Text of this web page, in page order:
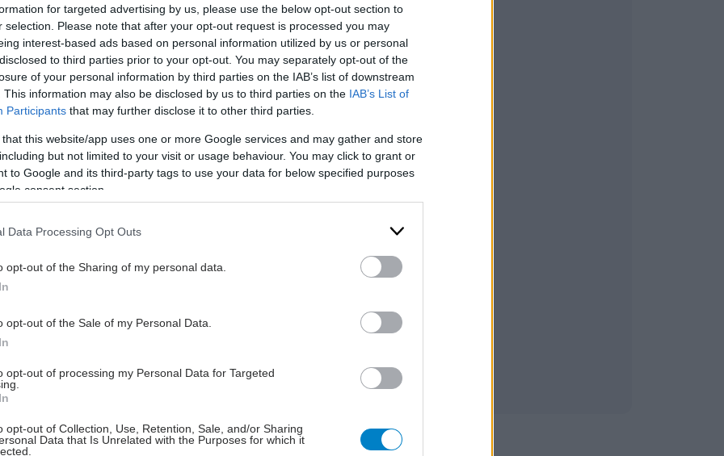
for targeted advertising by us, please use the below opt-out section to
selection. Please note that after your opt-out request is processed you may
interest-based ads based on personal information utilized by us or personal
to third parties prior to your opt-out. You may separately opt-out of the
of your personal information by third parties on the IAB’s list of downstream
This information may also be disclosed by us to third parties on the IAB’s List of
Participants that may further disclose it to other third parties.
that this website/app uses one or more Google services and may gather and store
but not limited to your visit or usage behaviour. You may click to grant or
to Google and its third-party tags to use your data for below specified purposes
consent section.
Data Processing Opt Outs
opt-out of the Sharing of my personal data.
opt-out of the Sale of my Personal Data.
opt-out of processing my Personal Data for Targeted
opt-out of Collection, Use, Retention, Sale, and/or Sharing
Data that Is Unrelated with the Purposes for which it
Δευτέρα, 24 Ιουλίου 2023, 07:00
Mε το έτσι θέλω...
Αγνωστο το πως θα αντιδράσουν οι
φαρμακοποιοί.
Τρίτη, 12 Ιουλίου 2022, 12:15
Συσκέψεις επί συσκέψεων για το